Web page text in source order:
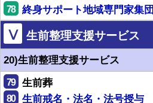
78 終身サポート地域専門家集団
Ⅴ 生前整理支援サービス
20)生前整理支援サービス
79 生前葬
80 生前戒名・法名・法号授与